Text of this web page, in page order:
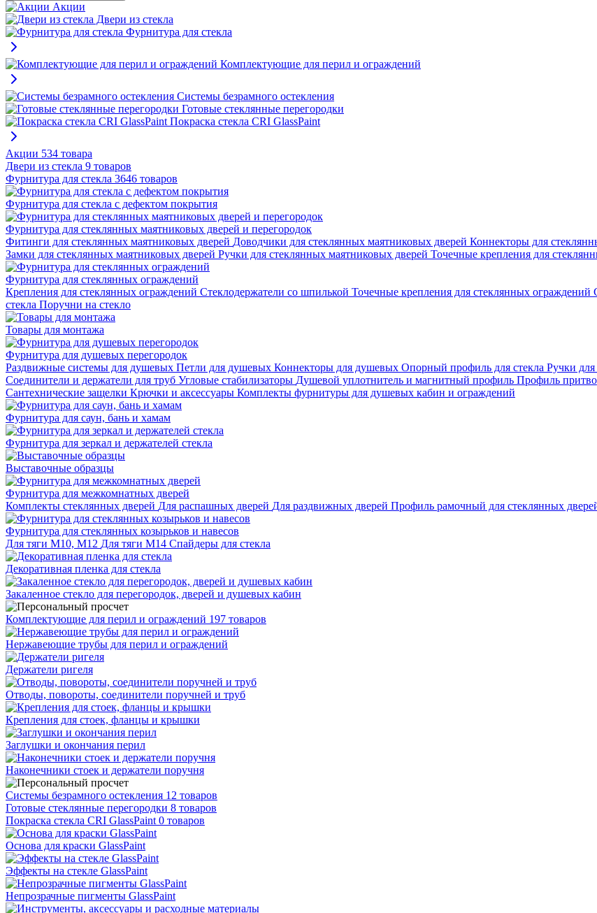
Акции
Двери из стекла
Фурнитура для стекла
Комплектующие для перил и ограждений
Системы безрамного остекления
Готовые стеклянные перегородки
Покраска стекла CRI GlassPaint
Акции 534 товара
Двери из стекла 9 товаров
Фурнитура для стекла 3646 товаров
Фурнитура для стекла с дефектом покрытия
Фурнитура для стеклянных маятниковых дверей и перегородок
Фитинги для стеклянных маятниковых дверей Доводчики для стеклянных маятниковых дверей Коннекторы для
Замки для стеклянных маятниковых дверей Ручки для стеклянных маятниковых дверей Точечные крепления для
Фурнитура для стеклянных ограждений
Крепления для стеклянных ограждений Стеклодержатели со шпилькой Точечные крепления для стеклянных ограждений
стекла Поручни на стекло
Товары для монтажа
Фурнитура для душевых перегородок
Раздвижные системы для душевых Петли для душевых Коннекторы для душевых Опорный профиль для стекла Ручки
Соединители и держатели для труб Угловые стабилизаторы Душевой уплотнитель и магнитный профиль Профиль
Сантехнические защелки Крючки и аксессуары Комплекты фурнитуры для душевых кабин и ограждений
Фурнитура для саун, бань и хамам
Фурнитура для зеркал и держателей стекла
Выставочные образцы
Фурнитура для межкомнатных дверей
Комплекты стеклянных дверей Для распашных дверей Для раздвижных дверей Профиль рамочный для стеклянных
Фурнитура для стеклянных козырьков и навесов
Для тяги М10, М12 Для тяги М14 Спайдеры для стекла
Декоративная пленка для стекла
Закаленное стекло для перегородок, дверей и душевых кабин
Комплектующие для перил и ограждений 197 товаров
Нержавеющие трубы для перил и ограждений
Держатели ригеля
Отводы, повороты, соединители поручней и труб
Крепления для стоек, фланцы и крышки
Заглушки и окончания перил
Наконечники стоек и держатели поручня
Системы безрамного остекления 12 товаров
Готовые стеклянные перегородки 8 товаров
Покраска стекла CRI GlassPaint 0 товаров
Основа для краски GlassPaint
Эффекты на стекле GlassPaint
Непрозрачные пигменты GlassPaint